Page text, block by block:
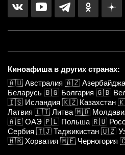
Киноафиша в других странах:
🇦🇺 Австралия 🇦🇿
Беларусь 🇧🇬 Болгария 🇬🇧
🇮🇸 Исландия 🇰🇿 Казахстан
Латвия 🇱🇹 Литва 🇲🇩
🇦🇪 ОАЭ 🇵🇱 Польша 🇷🇺
Сербия 🇹🇯 Таджикистан 🇺🇿
🇭🇷 Хорватия 🇲🇪 Черногория